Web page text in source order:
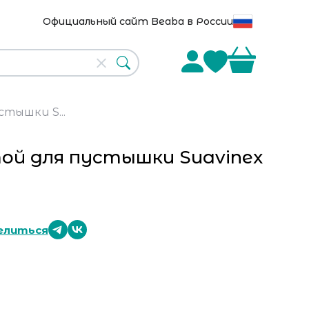
Официальный сайт Beaba в России
S...
для пустышки Suavinex